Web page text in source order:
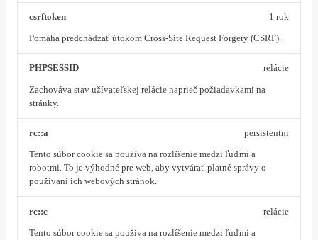
csrftoken
Pomáha predchádzať útokom Cross-Site Request Forgery (CSRF).
1 rok
PHPSESSID
Zachováva stav užívateľskej relácie naprieč požiadavkami na
stránky.
relácie
rc::a
Tento súbor cookie sa používa na rozlíšenie medzi ľuďmi a
robotmi. To je výhodné pre web, aby vytvárať platné správy o
používaní ich webových stránok.
persistentní
rc::c
Tento súbor cookie sa používa na rozlíšenie medzi ľuďmi a
relácie